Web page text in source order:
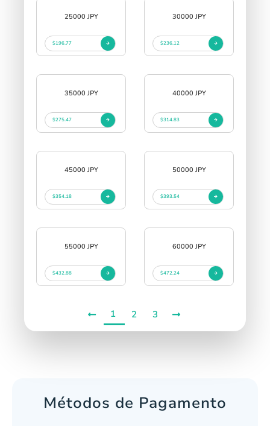
25000 JPY
$196.77
30000 JPY
$236.12
35000 JPY
$275.47
40000 JPY
$314.83
45000 JPY
$354.18
50000 JPY
$393.54
55000 JPY
$432.88
60000 JPY
$472.24
1 2 3
Métodos de Pagamento